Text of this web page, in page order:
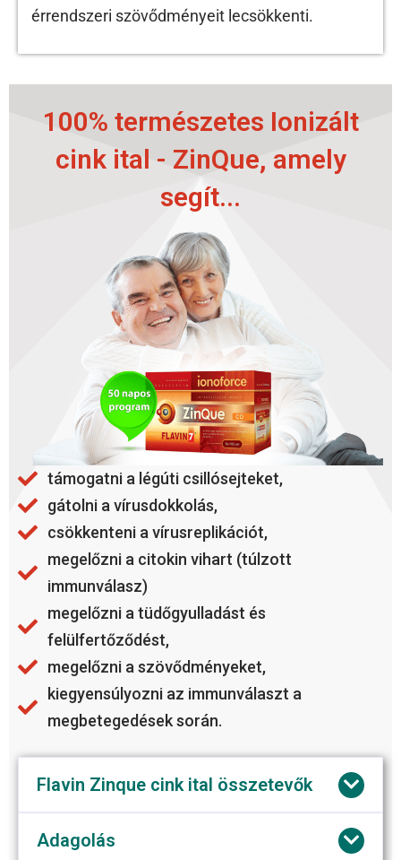
érrendszeri szövődményeit lecsökkenti.
100% természetes Ionizált
cink ital - ZinQue, amely
segít...
támogatni a légúti csillósejteket,
gátolni a vírusdokkolás,
csökkenteni a vírusreplikációt,
megelőzni a citokin vihart (túlzott
immunválasz)
megelőzni a tüdőgyulladást és
felülfertőződést,
megelőzni a szövődményeket,
kiegyensúlyozni az immunválaszt a
megbetegedések során.
Flavin Zinque cink ital összetevők
Adagolás